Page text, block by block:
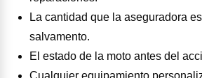
La cantidad que la aseguradora
salvamento.
El estado de la moto antes del
Cualquier equipamiento